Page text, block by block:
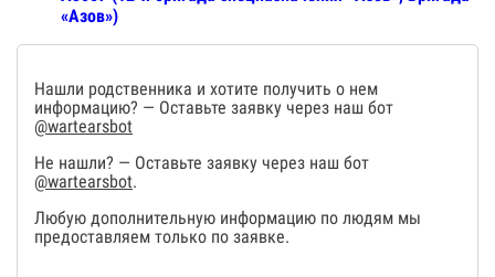
«Азов»)
Нашли родственника и хотите получить о нем
информацию? — Оставьте заявку через наш бот
@wartearsbot
Не нашли? — Оставьте заявку через наш бот
@wartearsbot.
Любую дополнительную информацию по людям мы
предоставляем только по заявке.